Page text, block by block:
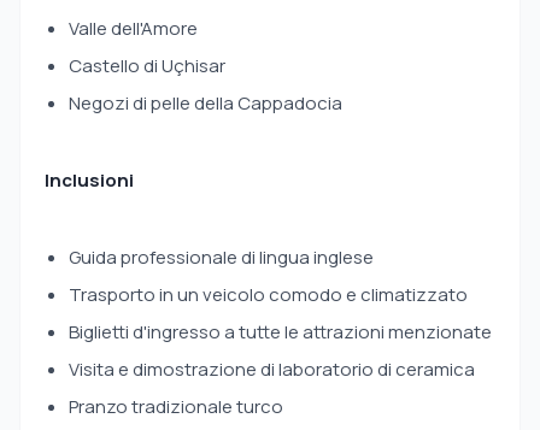
Valle dell'Amore
Castello di Uçhisar
Negozi di pelle della Cappadocia
Inclusioni
Guida professionale di lingua inglese
Trasporto in un veicolo comodo e climatizzato
Biglietti d'ingresso a tutte le attrazioni menzionate
Visita e dimostrazione di laboratorio di ceramica
Pranzo tradizionale turco